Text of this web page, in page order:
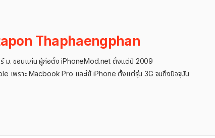
Thaphaengphan
ร์ ม. ขอนแก่น ผู้ก่อตั้ง iPhoneMod.net ตั้งแต่ปี 2009
เพราะ Macbook Pro และใช้ iPhone ตั้งแต่รุ่น 3G จนถึงปัจจุบัน